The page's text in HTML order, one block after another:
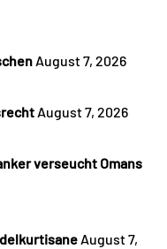
August 7, 2026
August 7, 2026
verseucht Omans
August 7,